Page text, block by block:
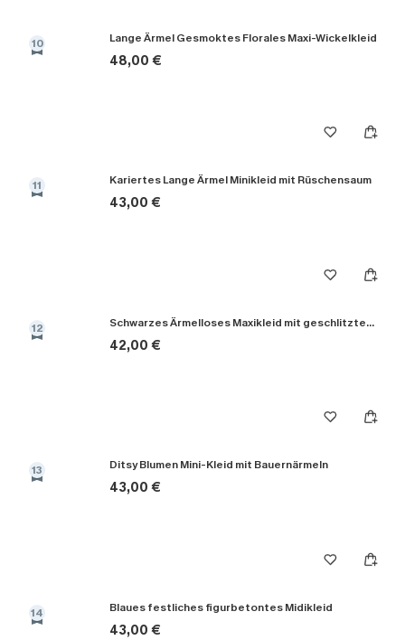
10 Lange Ärmel Gesmoktes Florales Maxi-Wickelkleid
48,00 €
11 Kariertes Lange Ärmel Minikleid mit Rüschen­saum
43,00 €
12 Schwarzes Ärmelloses Maxikleid mit geschlitztem Saum
42,00 €
13 Ditsy Blumen Mini-Kleid mit Bauernärmeln
43,00 €
14 Blaues festliches figurbetontes Midikleid
43,00 €